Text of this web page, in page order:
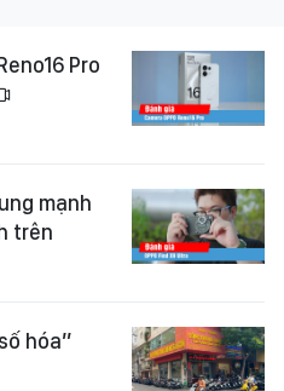
Pro
mạnh
trên
hóa”